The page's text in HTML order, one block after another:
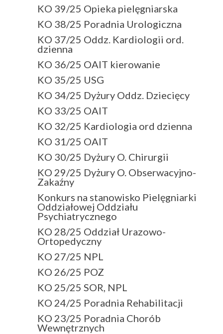
KO 39/25 Opieka pielęgniarska
KO 38/25 Poradnia Urologiczna
KO 37/25 Oddz. Kardiologii ord.
dzienna
KO 36/25 OAIT kierowanie
KO 35/25 USG
KO 34/25 Dyżury Oddz. Dziecięcy
KO 33/25 OAIT
KO 32/25 Kardiologia ord dzienna
KO 31/25 OAIT
KO 30/25 Dyżury O. Chirurgii
KO 29/25 Dyżury O. Obserwacyjno-
Zakaźny
Konkurs na stanowisko Pielęgniarki
Oddziałowej Oddziału
Psychiatrycznego
KO 28/25 Oddział Urazowo-
Ortopedyczny
KO 27/25 NPL
KO 26/25 POZ
KO 25/25 SOR, NPL
KO 24/25 Poradnia Rehabilitacji
KO 23/25 Poradnia Chorób
Wewnętrznych